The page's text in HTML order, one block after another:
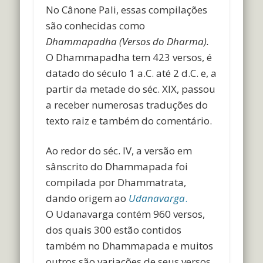
No Cânone Pali, essas compilações
são conhecidas como
Dhammapadha (Versos do Dharma).
O Dhammapadha tem 423 versos, é
datado do século 1 a.C. até 2 d.C. e, a
partir da metade do séc. XIX, passou
a receber numerosas traduções do
texto raiz e também do comentário.
Ao redor do séc. IV, a versão em
sânscrito do Dhammapada foi
compilada por Dhammatrata,
dando origem ao Udanavarga.
O Udanavarga contém 960 versos,
dos quais 300 estão contidos
também no Dhammapada e muitos